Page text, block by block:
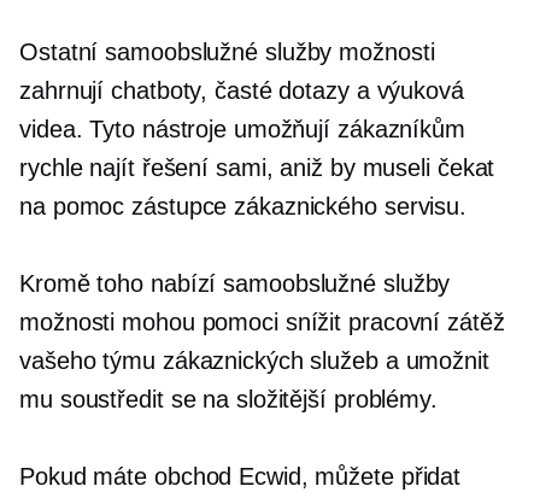
Ostatnísamoobslužné služby možnosti
zahrnují chatboty, časté dotazy a výuková
videa. Tyto nástroje umožňují zákazníkům
rychle najít řešení sami, aniž by museli čekat
na pomoc zástupce zákaznického servisu.
Kromě toho nabízísamoobslužné služby
možnosti mohou pomoci snížit pracovní zátěž
vašeho týmu zákaznických služeb a umožnit
mu soustředit se na složitější problémy.
Pokud máte obchod Ecwid, můžete přidat